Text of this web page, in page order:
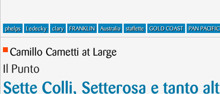
phelps Ledecky clary FRANKLIN Australia staffette GOLD COAST PAN
Camillo Cametti at Large
Il Punto
Sette Colli, Setterosa e tanto